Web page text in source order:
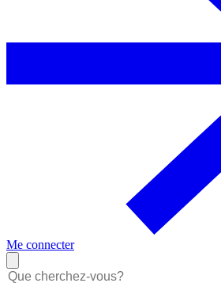
Me connecter